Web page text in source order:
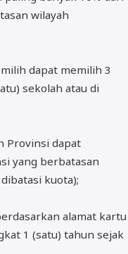
wilayah
dapat memilih 3
sekolah atau di
Provinsi dapat
yang berbatasan
kuota);
alamat kartu
1 (satu) tahun sejak